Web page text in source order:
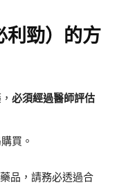
利勁）的方
必須經過醫師評估
買。
品，請務必透過合